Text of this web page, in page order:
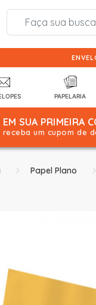
PAPELARIA
SUA PRIMEIRA
um cupom de
Papel Plano